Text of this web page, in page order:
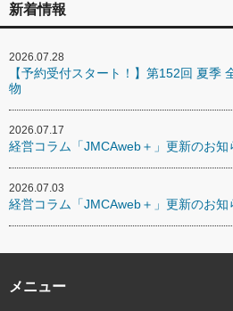
新着情報
2026.07.28
【予約受付スタート！】第152回 夏季
物
2026.07.17
経営コラム「JMCAweb＋」更新のお知
2026.07.03
経営コラム「JMCAweb＋」更新のお知
メニュー